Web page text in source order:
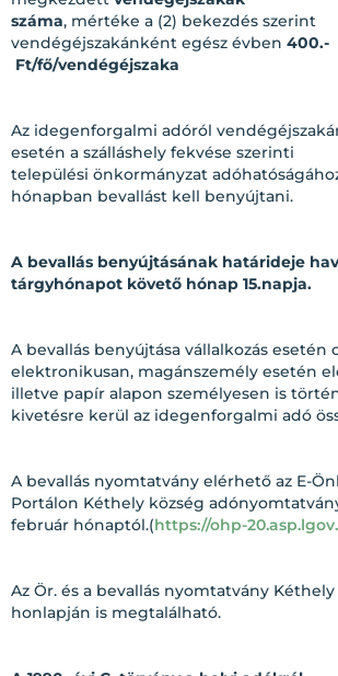
száma, mértéke a (2) bekezdés szerint
vendégéjszakánként egész évben 400.-
Ft/fő/vendégéjszaka
Az idegenforgalmi adóról
esetén a szálláshely fekvése szerinti
települési önkormányzat
hónapban bevallást kell benyújtani.
A bevallás benyújtásának határideje
tárgyhónapot követő hónap 15.napja.
A bevallás benyújtása vállalkozás esetén
elektronikusan, magánszemély esetén
illetve papír alapon személyesen is
kivetésre kerül az idegenforgalmi adó
A bevallás nyomtatvány elérhető az E-
Portálon Kéthely község
február hónaptól.(https://ohp-
Az Ör. és a bevallás nyomtatvány Kéthely
honlapján is megtalálható.